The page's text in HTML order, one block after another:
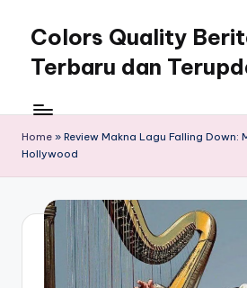
content
Colors Quality
Terbaru dan
Home » Review Makna Lagu Falling Down:
Hollywood